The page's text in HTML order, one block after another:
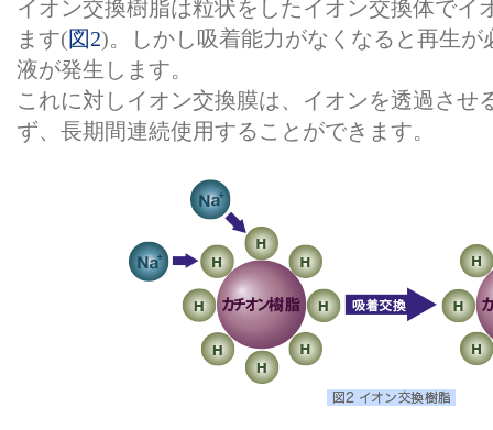
イオン交換樹脂は粒状をしたイオン交換体でイ
ます(図2)。しかし吸着能力がなくなると再生
液が発生します。
これに対しイオン交換膜は、イオンを透過させ
ず、長期間連続使用することができます。